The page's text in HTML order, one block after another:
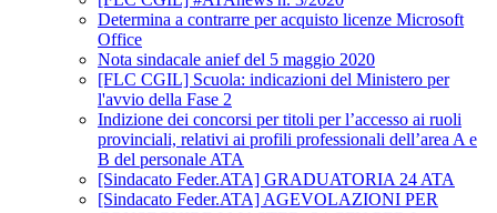
Determina a contrarre per acquisto licenze Microsoft
Office
Nota sindacale anief del 5 maggio 2020
[FLC CGIL] Scuola: indicazioni del Ministero per
l'avvio della Fase 2
Indizione dei concorsi per titoli per l’accesso ai ruoli
provinciali, relativi ai profili professionali dell’area A e
B del personale ATA
[Sindacato Feder.ATA] GRADUATORIA 24 ATA
[Sindacato Feder.ATA] AGEVOLAZIONI PER